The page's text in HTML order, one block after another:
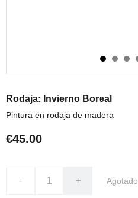
Rodaja: Invierno Boreal
Pintura en rodaja de madera
€45.00
- + Agotado